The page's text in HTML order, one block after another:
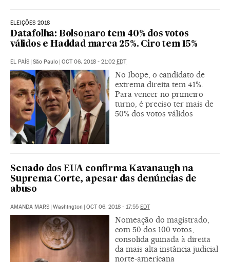
ELEIÇÕES 2018
Datafolha: Bolsonaro tem 40% dos votos
válidos e Haddad marca 25%. Ciro tem 15%
EL PAÍS São Paulo OCT 06, 2018 - 21:02 EDT
No Ibope, o candidato de
extrema direita tem 41%.
Para vencer no primeiro
turno, é preciso ter mais de
50% dos votos válidos
Senado dos EUA confirma Kavanaugh na
Suprema Corte, apesar das denúncias de
abuso
AMANDA MARS | Washington | OCT 06, 2018 - 17:55 EDT
Nomeação do magistrado,
com 50 dos 100 votos,
consolida guinada à direita
da mais alta instância judicial
norte-americana